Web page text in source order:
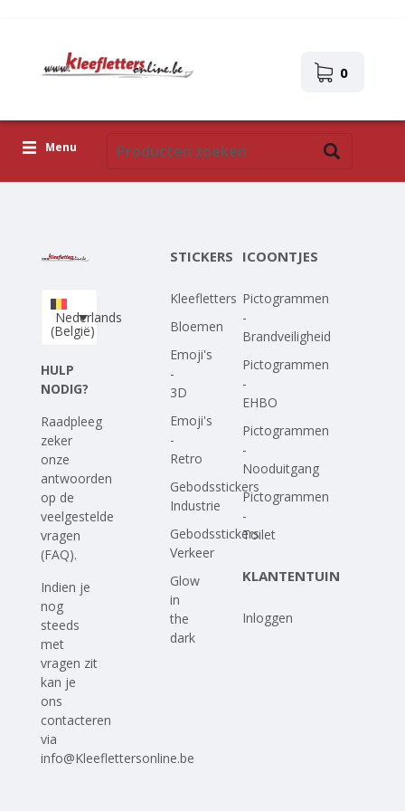
0
Menu
Upload je eigen ontwerp
Corona Covid-19
Nederlands
(België)
HULP
NODIG?
Raadpleeg
zeker
onze
antwoorden
op de
veelgestelde
vragen
(FAQ).
Indien je
nog
steeds
met
vragen zit
kan je
ons
contacteren
via
info@Kleeflettersonline.be
STICKERS
Kleefletters
Bloemen
Emoji's
-
3D
Emoji's
-
Retro
Gebodsstickers
Industrie
Gebodsstickers
Verkeer
Glow
in
the
dark
ICOONTJES
Pictogrammen
-
Brandveiligheid
Pictogrammen
-
EHBO
Pictogrammen
-
Nooduitgang
Pictogrammen
-
Toilet
KLANTENTUIN
Inloggen